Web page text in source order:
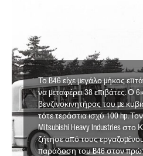
Το B46 είχε μεγάλο μήκος
να μεταφέρει 38 επιβάτες. Ο
βενζινοκινητήρας του με
τότε τεράστια ισχύ 100 hp.
Mitsubishi Heavy Industries στο
ζήτησε από τους
παράδοση του B46 στον